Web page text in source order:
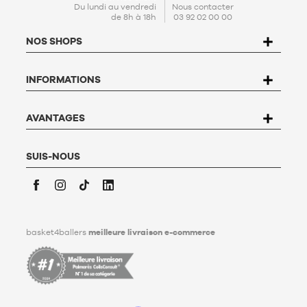
En créant votre compte, vous acceptez notrepolitique de
protection de données personnelles (PPDP). Conformément à
fichiers et aux libertés, vous disposez d’un droit d’accès, de
rectification, d’opposition et de suppression des données qui
Basket4Ballers, 104 rue de Hochfelden, 67200 Strasbourg ou
compléter le formulaire «Contacter le Service client». Pour en
Basket4Ballers informe l’utilisateur qu’il peut définir, de son
vivant, des directives relatives à la conservation, à
personnelles après son décès. Pour en savoir plus,
Du lundi au vendredi
de 8h à 18h
Nous contacter
03 92 02 00 00
NOS SHOPS
INFORMATIONS
AVANTAGES
SUIS-NOUS
basket4ballers meilleure livraison e-commerce